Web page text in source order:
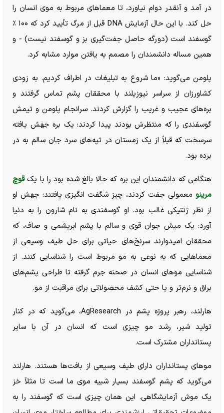
در آمد و آنقدر دوام نیاورد، تا معماهای مربوط به موی انسان را
حل کند. با این حال آزمایش DNA قبل از مرگ تأیید کرد که ۱۰۰ ٪
گوسفند است (دورگه حاصل جفت‌گیری بز و گوسفند نیست) - و
همین مساله دانشمندان را مصمم به یافتن موارد مشابه کرد.
پلومن می‌گوید: «ما شروع به تبلیغات در اطراف کردیم. به زودی
کشاورزان از سراسر نیوزیلند با محققان پشم تماس گرفتند و
بره‌های عجیب و غریب را گزارش کردند. سرانجام پلومن و تیمش
گوسفندی را که منتظرش بودند پیدا کردند: یک بره جهش یافته
سرسخت که قبلاً از یک زمستان در تپه‌های سرد جان سالم به در
برده بود.
هنگامی که دانشمندان این بره که حالا بالغ شده بود را با یکقوچ
مرینو معمولی جفت کردند، چیز شگفت انگیزی یافتند: جهش او
از نظر ژنتیکی غالب بود. او گوسفندی به نام شارون را به دنیا
آورد: یک میش جوان قوی و سالم با پشم ابریشمی و صاف، که
محققان امیدوارند سرنخ‌های حیاتی برای حل طیف وسیعی از
معما‌هایی که به نوعی به مو مربوط است را شناسایی کنند. از
شناسایی مو‌های انسان در صحنه جرم گرفته تا طراحی پشم‌های
براق و نرم‌تر و یا حتی کشف محصولاتی برای مراقبت از مو.
هارلند، رهبر پروژه پشم در AgResearch، می‌گوید که در کنار
تولید شیر، رشد مو چیزی است که انسان در آن با سایر
پستانداران مشترک است.
مو‌های پستانداران دارای طیف وسیعی از بافت‌ها هستند. هارلند
می‌گوید که پشم گوسفند بسیار شبیه موی ما است تا مثلاً خز
یک موش آزمایشگاهی. این همان چیزی است که گوسفند را به